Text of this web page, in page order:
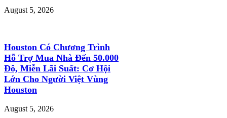
August 5, 2026
Houston Có Chương Trình
Hỗ Trợ Mua Nhà Đến 50.000
Đô, Miễn Lãi Suất: Cơ Hội
Lớn Cho Người Việt Vùng
Houston
August 5, 2026